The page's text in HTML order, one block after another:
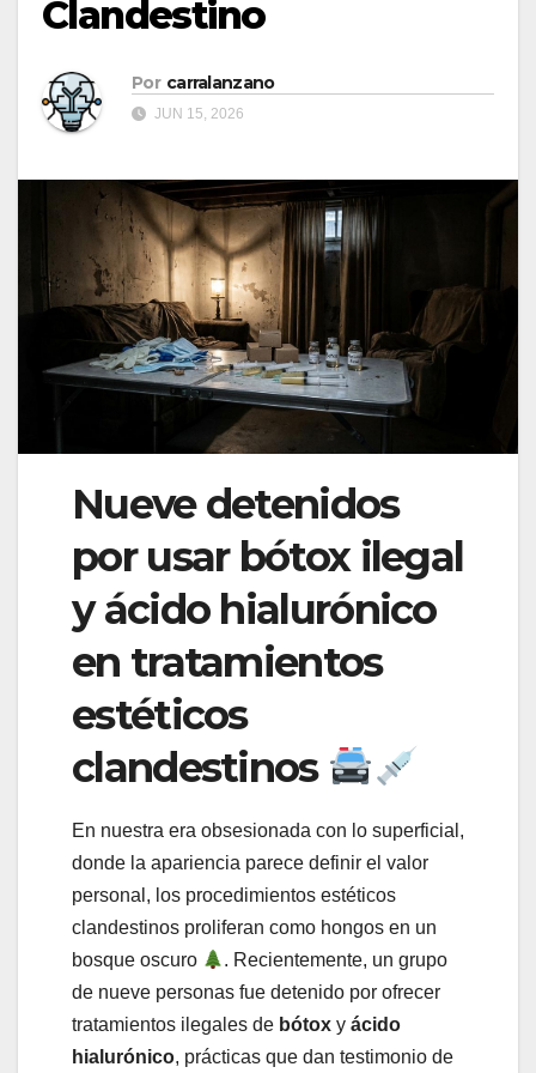
Clandestino
Por carralanzano
JUN 15, 2026
Nueve detenidos
por usar bótox ilegal
y ácido hialurónico
en tratamientos
estéticos
clandestinos
En nuestra era obsesionada con lo superficial,
donde la apariencia parece definir el valor
personal, los procedimientos estéticos
clandestinos proliferan como hongos en un
bosque oscuro
. Recientemente, un grupo
de nueve personas fue detenido por ofrecer
tratamientos ilegales de bótox y ácido
hialurónico, prácticas que dan testimonio de